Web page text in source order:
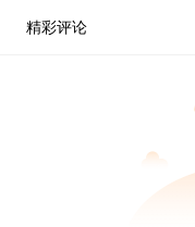
长期价值参与者，如
密稳定币的优势就在
这一持续时间，从而
限制。此外，这一切
这些工具使社区能够
精彩评论